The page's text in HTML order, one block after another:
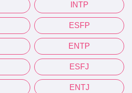
INTP
ESFP
ENTP
ESFJ
ENTJ